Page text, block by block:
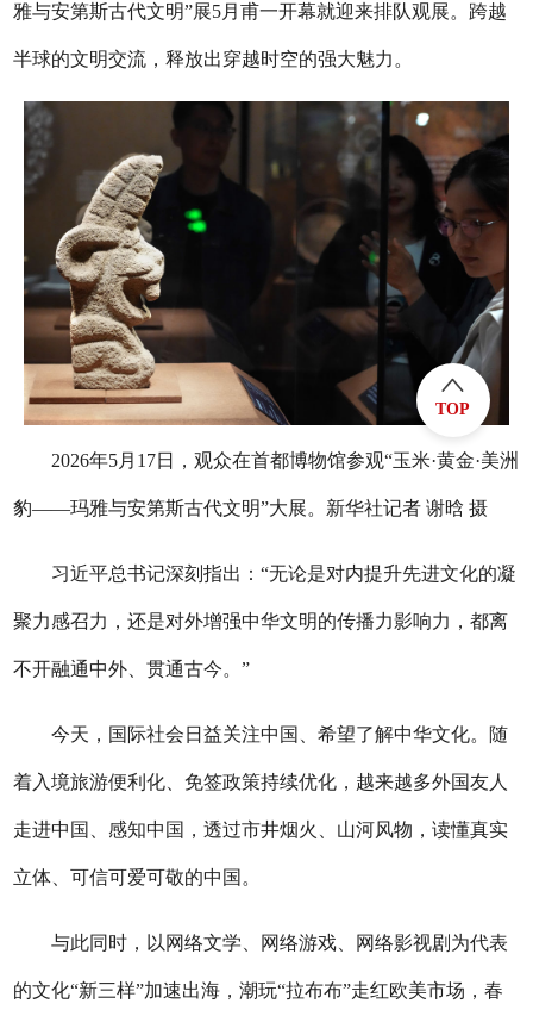
雅与安第斯古代文明”展5月甫一开幕就迎来排队观展。跨越
半球的文明交流，释放出穿越时空的强大魅力。
2026年5月17日，观众在首都博物馆参观“玉米·黄金·美洲
豹——玛雅与安第斯古代文明”大展。新华社记者 谢晗 摄
习近平总书记深刻指出：“无论是对内提升先进文化的凝
聚力感召力，还是对外增强中华文明的传播力影响力，都离
不开融通中外、贯通古今。”
今天，国际社会日益关注中国、希望了解中华文化。随
着入境旅游便利化、免签政策持续优化，越来越多外国友人
走进中国、感知中国，透过市井烟火、山河风物，读懂真实
立体、可信可爱可敬的中国。
与此同时，以网络文学、网络游戏、网络影视剧为代表
的文化“新三样”加速出海，潮玩“拉布布”走红欧美市场，春
TOP